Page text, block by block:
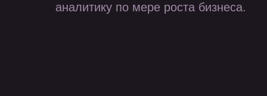
аналитику по мере роста бизнеса.